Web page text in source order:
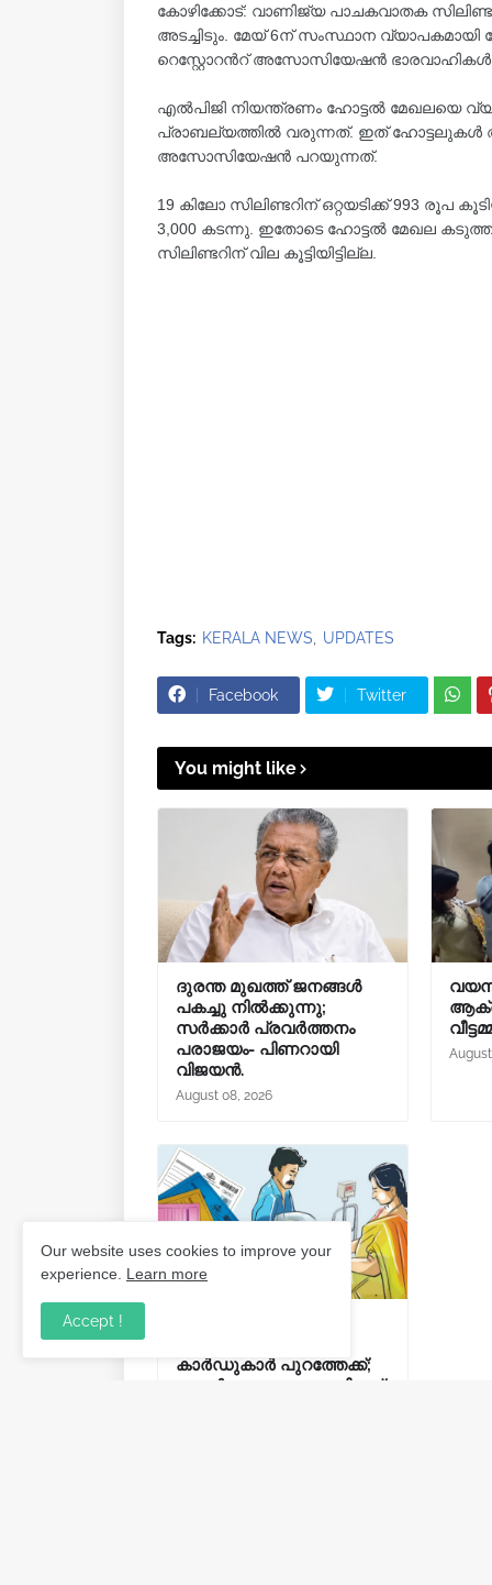
കോഴിക്കോട്: വാണിജ്യ പാചകവാതക
അടച്ചിടും. മേയ് 6ന് സംസ്ഥാന വ്യാപകമായി
റെസ്റ്റോറന്‍റ് അസോസിയേഷൻ ഭാരവാഹികൾ
എൽപിജി നിയന്ത്രണം ഹോട്ടൽ മേഖലയെ
പ്രാബല്യത്തിൽ വരുന്നത്. ഇത് ഹോട്ടലുകൾ
അസോസിയേഷൻ പറയുന്നത്.
19 കിലോ സിലിണ്ടറിന് ഒറ്റയടിക്ക് 993
3,000 കടന്നു. ഇതോടെ ഹോട്ടല്‍ മേഖല
സിലിണ്ടറിന് വില കൂട്ടിയിട്ടില്ല.
Tags: KERALA NEWS UPDATES
Facebook Twitter
You might like
ദുരന്ത മുഖത്ത് ജനങ്ങൾ
പകച്ചു നിൽക്കുന്നു;
സർക്കാർ പ്രവർത്തനം
പരാജയം- പിണറായി
വിജയൻ.
August 08, 2026
കാർഡുകാർ പുറത്തേക്ക്;
അനർഹരെ കണ്ടെത്തിയത്
Our website uses cookies to improve your
experience. Learn more
Accept !